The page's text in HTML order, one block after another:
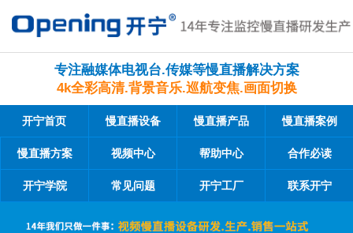
专注融媒体电视台.传媒等慢直播解决方案
4k全彩高清.背景音乐.巡航变焦.画面切换
开宁首页 慢直播设备 慢直播产品 慢直播案例
慢直播方案 视频中心 帮助中心 合作必读
开宁学院 常见问题 开宁工厂 联系开宁